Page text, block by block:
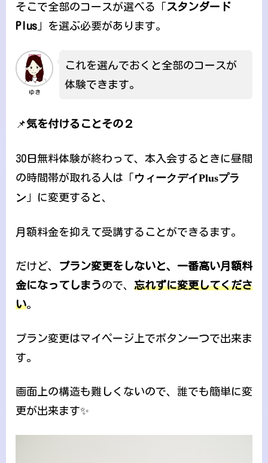
そこで全部のコースが選べる「スタンダード
Plus 」を選ぶ必要があります。
ゆき
これを選んでおくと全部のコースが
体験できます。
📌気を付けることその２
30日無料体験が終わって、本入会するときに昼間
の時間帯が取れる人は「ウィークデイPlusプラ
ン 」に変更すると、
月額料金を抑えて受講することができるます。
だけど、
プラン変更をしないと、一番高い月額料
金になってしまうので、 忘れずに変更してくださ
い。
プラン変更はマイページ上でボタン一つで出来ま
す。
画面上の構造も難しくないので、誰でも簡単に変
更が出来ます✨